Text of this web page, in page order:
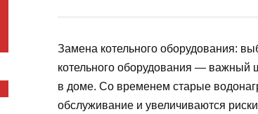
Замена котельного оборудования:
котельного оборудования — важный
в доме. Со временем старые
обслуживание и увеличиваются